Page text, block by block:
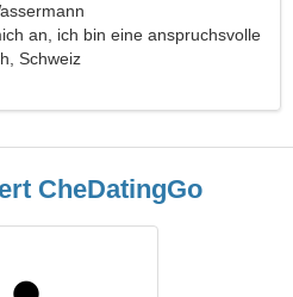
an, ich bin eine anspruchsvolle
Schweiz
CheDatingGo